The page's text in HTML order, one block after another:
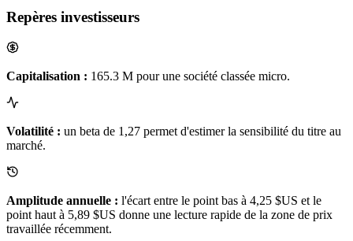
Repères investisseurs
Capitalisation : 165.3 M pour une société classée micro.
Volatilité : un beta de 1,27 permet d'estimer la sensibilité du titre au
marché.
Amplitude annuelle : l'écart entre le point bas à 4,25 $US et le
point haut à 5,89 $US donne une lecture rapide de la zone de prix
travaillée récemment.